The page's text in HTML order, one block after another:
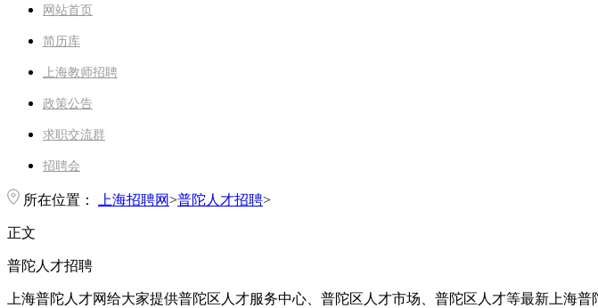
网站首页
简历库
上海教师招聘
政策公告
求职交流群
招聘会
所在位置： 上海招聘网>普陀人才招聘>
正文
普陀人才招聘
上海普陀人才网给大家提供普陀区人才服务中心、普陀区人才市场、普陀区人才等最新上海